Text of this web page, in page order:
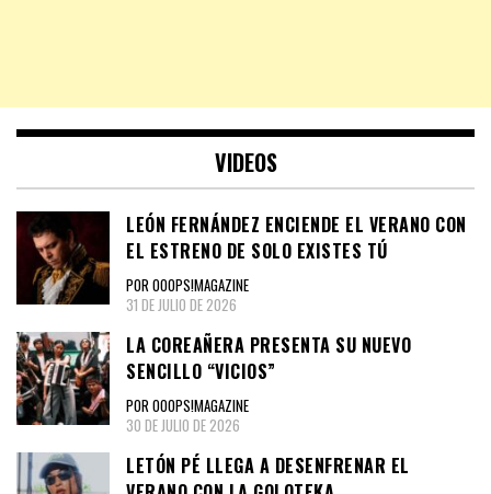
VIDEOS
LEÓN FERNÁNDEZ ENCIENDE EL VERANO CON
EL ESTRENO DE SOLO EXISTES TÚ
POR OOOPS!MAGAZINE
31 DE JULIO DE 2026
LA COREAÑERA PRESENTA SU NUEVO
SENCILLO “VICIOS”
POR OOOPS!MAGAZINE
30 DE JULIO DE 2026
LETÓN PÉ LLEGA A DESENFRENAR EL